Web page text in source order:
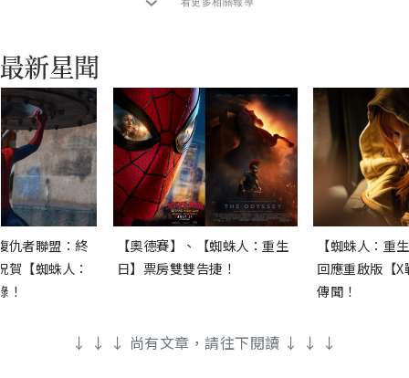
仇者聯盟：終
賀【蜘蛛人：
！
【奧德賽】、【蜘蛛人：重生
日】票房雙雙告捷！
【蜘蛛人：重
回應重啟版【
傳聞！
↓ ↓ ↓ 尚有文章，請往下閱讀 ↓ ↓ ↓